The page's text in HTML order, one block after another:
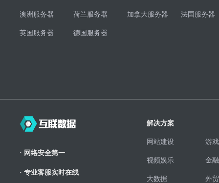
澳洲服务器 荷兰服务器 加拿大服务器 法国服务器
英国服务器 德国服务器
· 网络安全第一
· 专业客服实时在线
解决方案
网站建设 游
视频娱乐 金
大数据 外